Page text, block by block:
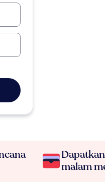
malam